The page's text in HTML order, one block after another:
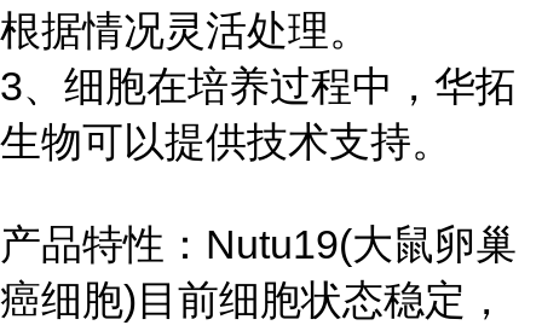
根据情况灵活处理。
3、细胞在培养过程中，华拓
生物可以提供技术支持。
产品特性：Nutu19(大鼠卵巢
癌细胞)目前细胞状态稳定，